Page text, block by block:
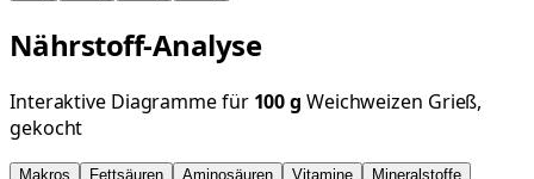
Nährstoff-Analyse
Interaktive Diagramme für 100g Weichweizen Grieß,
gekocht
Makros Fettsäuren Aminosäuren Vitamine Mineralstoffe